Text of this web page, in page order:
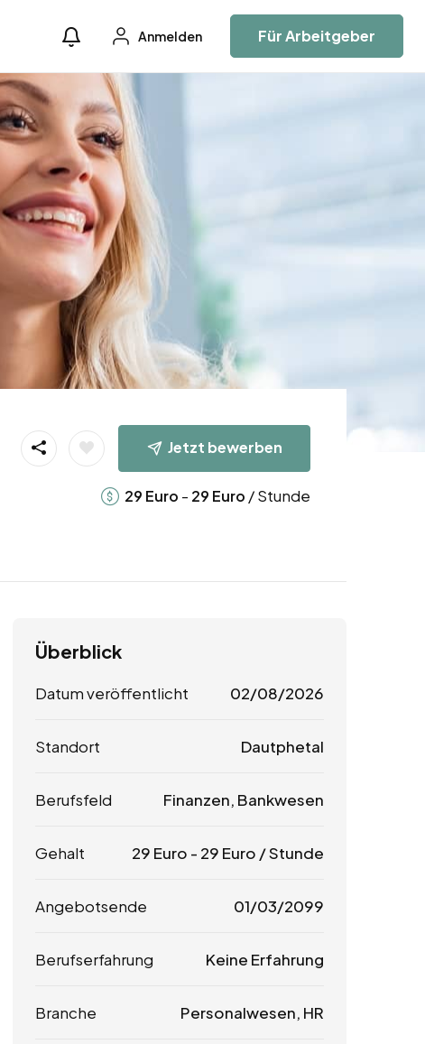
Anmelden Für Arbeitgeber
Jetzt bewerben
29 Euro - 29 Euro / Stunde
Überblick
Datum veröffentlicht 02/08/2026
Standort Dautphetal
Berufsfeld Finanzen, Bankwesen
Gehalt 29 Euro - 29 Euro / Stunde
Angebotsende 01/03/2099
Berufserfahrung Keine Erfahrung
Branche Personalwesen, HR